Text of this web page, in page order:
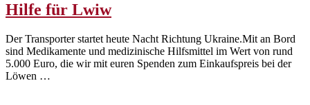
Hilfe für Lwiw
Der Transporter startet heute Nacht Richtung Ukraine.Mit an Bord
sind Medikamente und medizinische Hilfsmittel im Wert von rund
5.000 Euro, die wir mit euren Spenden zum Einkaufspreis bei der
Löwen …